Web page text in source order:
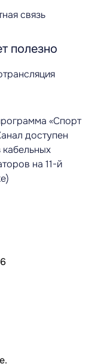
связь
полезно
«Спорт
доступен
кабельных
на 11-й